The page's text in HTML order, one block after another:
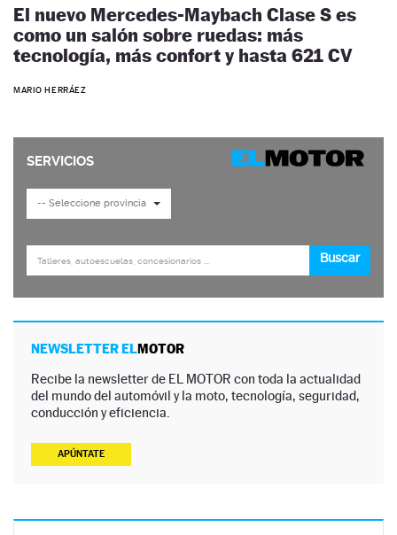
El nuevo Mercedes-Maybach Clase S es
como un salón sobre ruedas: más
tecnología, más confort y hasta 621 CV
MARIO HERRÁEZ
NEWSLETTER ELMOTOR
Recibe la newsletter de EL MOTOR con toda la actualidad
del mundo del automóvil y la moto, tecnología, seguridad,
conducción y eficiencia.
APÚNTATE